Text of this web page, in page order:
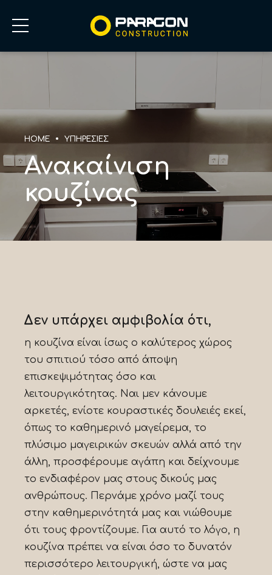
HOME ΥΠΗΡΕΣΙΕΣ
Ανακαίνιση
κουζίνας
Δεν υπάρχει αμφιβολία ότι,
η κουζίνα είναι ίσως ο καλύτερος χώρος
του σπιτιού τόσο από άποψη
επισκεψιμότητας όσο και
λειτουργικότητας. Ναι μεν κάνουμε
αρκετές, ενίοτε κουραστικές δουλειές εκεί,
όπως το καθημερινό μαγείρεμα, το
πλύσιμο μαγειρικών σκευών αλλά από την
άλλη, προσφέρουμε αγάπη και δείχνουμε
το ενδιαφέρον μας στους δικούς μας
ανθρώπους. Περνάμε χρόνο μαζί τους
στην καθημερινότητά μας και νιώθουμε
ότι τους φροντίζουμε. Για αυτό το λόγο, η
κουζίνα πρέπει να είναι όσο το δυνατόν
περισσότερο λειτουργική, ώστε να μας